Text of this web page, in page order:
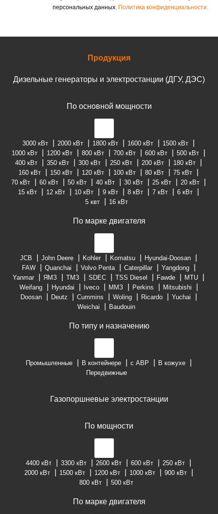
персональных данных. Политика конфиденциальности.
Продукция
Дизельные генераторы и электростанции (ДГУ, ДЭС)
По основной мощности
3000 кВт 2000 кВт 1800 кВт 1600 кВт
1500 кВт
1000 кВт
1200 кВт 800 кВт 700 кВт 600 кВт
500 кВт
400 кВт
350 кВт 300 кВт 250 кВт 200 кВт
180 кВт
160 кВт
150 кВт 120 кВт 100 кВт 80 кВт
75 кВт
70 кВт
60 кВт 50 кВт 40 кВт 30 кВт 25 кВт
20 кВт
15 кВт
12 кВт 10 кВт 9 кВт 8 кВт 7 кВт
6 кВт
5 квт
16 кВт
По марке двигателя
JCB John Deere Kohler Komatsu
Hyundai-Doosan
FAW
Quanchai Volvo Penta Caterpillar
Yangdong
Yanmar
ЯМЗ ТМЗ SDEC TSS Diesel Fawde
MTU
Weifang
Hyundai Iveco ММЗ Perkins
Mitsubishi
Doosan
Deutz Cummins Woling Ricardo
Yuchai
Weichai
Baudouin
По типу и назначению
Промышленные В контейнере с АВР
В кожухе
Передвижные
Газопоршневые электростанции
По мощности
4400 кВт 3300 кВт 2600 кВт 600 кВт
250 кВт
2000 кВт
1500 кВт 1200 кВт 1000 кВт
900 кВт
800 кВт
500 кВт
По марке двигателя